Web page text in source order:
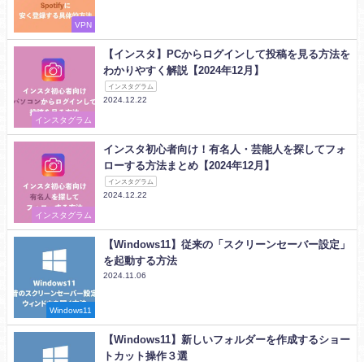
VPN
インスタグラム
【インスタ】PCからログインして投稿を見る方法を
わかりやすく解説【2024年12月】
インスタグラム
2024.12.22
インスタグラム
インスタ初心者向け！有名人・芸能人を探してフォ
ローする方法まとめ【2024年12月】
インスタグラム
2024.12.22
Windows11
【Windows11】従来の「スクリーンセーバー設定」
を起動する方法
2024.11.06
【Windows11】新しいフォルダーを作成するショー
トカット操作３選